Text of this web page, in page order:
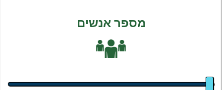
מספר אנשים